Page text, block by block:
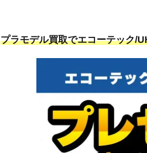
プラモデル買取でエコーテック/